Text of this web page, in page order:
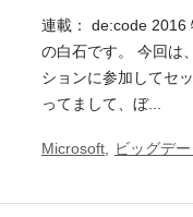
連載： de:code 2016
の白石です。 今回は
ションに参加してセ
ってまして、ぼ...
Microsoft ビッグデー